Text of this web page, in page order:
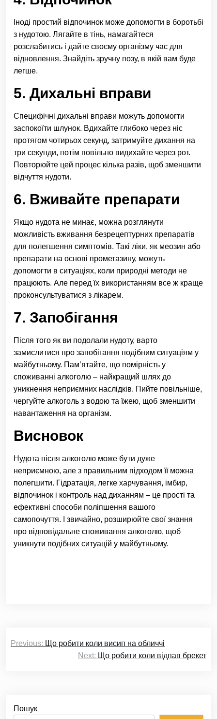
Іноді простий відпочинок може допомогти в боротьбі
з нудотою. Лягайте в тінь, намагайтеся
розслабитись і дайте своєму організму час для
відновлення. Знайдіть зручну позу, в якій вам буде
легше.
5. Дихальні вправи
Специфічні дихальні вправи можуть допомогти
заспокоїти шлунок. Вдихайте глибоко через ніс
протягом чотирьох секунд, затримуйте дихання на
три секунди, потім повільно видихайте через рот.
Повторюйте цей процес кілька разів, щоб зменшити
відчуття нудоти.
6. Вживайте препарати
Якщо нудота не минає, можна розглянути
можливість вживання безрецептурних препаратів
для полегшення симптомів. Такі ліки, як меозин або
препарати на основі прометазину, можуть
допомогти в ситуаціях, коли природні методи не
працюють. Але перед їх використанням все ж краще
проконсультуватися з лікарем.
7. Запобігання
Після того як ви подолали нудоту, варто
замислитися про запобігання подібним ситуаціям у
майбутньому. Пам’ятайте, що помірність у
споживанні алкоголю – найкращий шлях до
уникнення неприємних наслідків. Пийте повільніше,
чергуйте алкоголь з водою та їжею, щоб зменшити
навантаження на організм.
Висновок
Нудота після алкоголю може бути дуже
неприємною, але з правильним підходом її можна
полегшити. Гідратація, легке харчування, імбир,
відпочинок і контроль над диханням – це прості та
ефективні способи поліпшення вашого
самопочуття. І звичайно, розширюйте свої знання
про відповідальне споживання алкоголю, щоб
уникнути подібних ситуацій у майбутньому.
записів
Previous: Що робити коли висип на обличчі
Next: Що робити коли відпав брекет
Пошук